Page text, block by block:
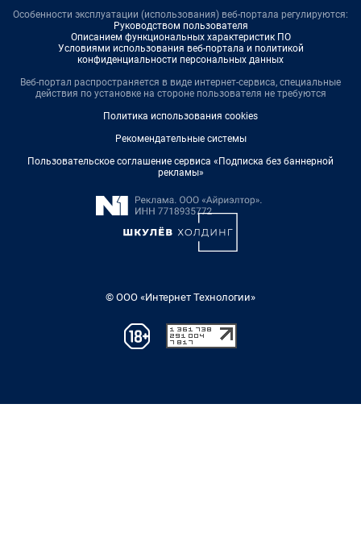
Особенности эксплуатации (использования) веб-портала регулируются:
Руководством пользователя
Описанием функциональных характеристик ПО
Условиями использования веб-портала и политикой
конфиденциальности персональных данных
Веб-портал распространяется в виде интернет-сервиса, специальные
действия по установке на стороне пользователя не требуются
Политика использования cookies
Рекомендательные системы
Пользовательское соглашение сервиса «Подписка без баннерной
рекламы»
© ООО «Интернет Технологии»